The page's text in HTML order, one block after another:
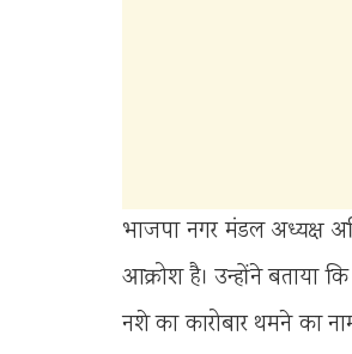
भाजपा नगर मंडल अध्यक्ष
आक्रोश है। उन्होंने बताया
नशे का कारोबार थमने का